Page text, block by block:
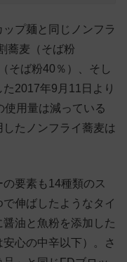
プ麺と同じノンフラ
蕎麦（そば粉
そば粉40％）、そし
2017年9月11日より
使用量は減っている
たノンフライ蕎麦は
要素も14種類のス
伸ばしたようなタイ
油と魚粉を添加した
心の中辛以下）。さ